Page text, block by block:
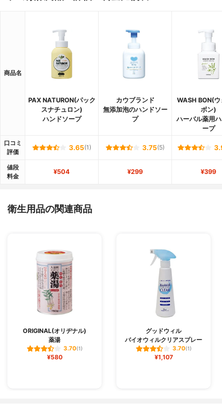
商品名
PAX NATURON(パック
スナチュロン)
ハンドソープ
カウブランド
無添加泡のハンドソー
プ
WASH BON(
ボン)
ハーバル薬用
ープ
口コミ
評価
3.65(1) 3.75(5)
値段
料金
¥504 ¥299 ¥399
衛生用品の関連商品
ORIGINAL(オリヂナル)
薬湯
3.70(1)
¥580
グッドウィル
バイオウィルクリアスプレー
3.70(1)
¥1,107